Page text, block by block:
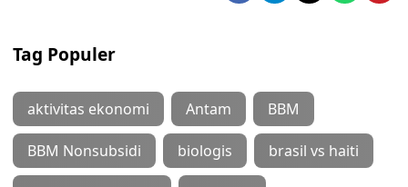
Tag Populer
aktivitas ekonomi Antam BBM
BBM Nonsubsidi biologis brasil vs haiti